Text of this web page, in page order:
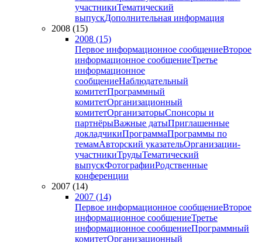
участникиТематический
выпускДополнительная информация
2008 (15)
2008 (15)
Первое информационное сообщениеВторое
информационное сообщениеТретье
информационное
сообщениеНаблюдательный
комитетПрограммный
комитетОрганизационный
комитетОрганизаторыСпонсоры и
партнёрыВажные датыПриглашенные
докладчикиПрограммаПрограммы по
темамАвторский указательОрганизации-
участникиТрудыТематический
выпускФотографииРодственные
конференции
2007 (14)
2007 (14)
Первое информационное сообщениеВторое
информационное сообщениеТретье
информационное сообщениеПрограммный
комитетОрганизационный